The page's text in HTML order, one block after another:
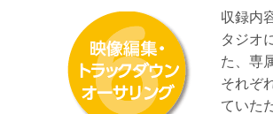
収録内
タジオ
た、専
それぞ
ていた